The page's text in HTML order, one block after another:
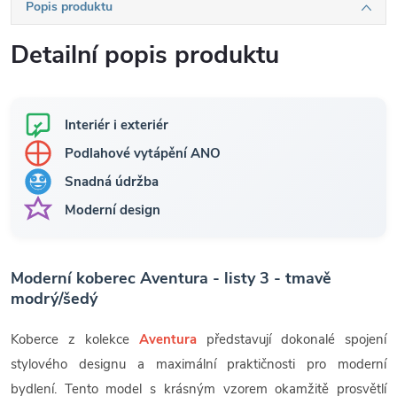
Popis produktu
Detailní popis produktu
Interiér i exteriér
Podlahové vytápění ANO
Snadná údržba
Moderní design
Moderní koberec Aventura - listy 3 - tmavě
modrý/šedý
Koberce z kolekce Aventura představují dokonalé spojení
stylového designu a maximální praktičnosti pro moderní
bydlení. Tento model s krásným vzorem okamžitě prosvětlí